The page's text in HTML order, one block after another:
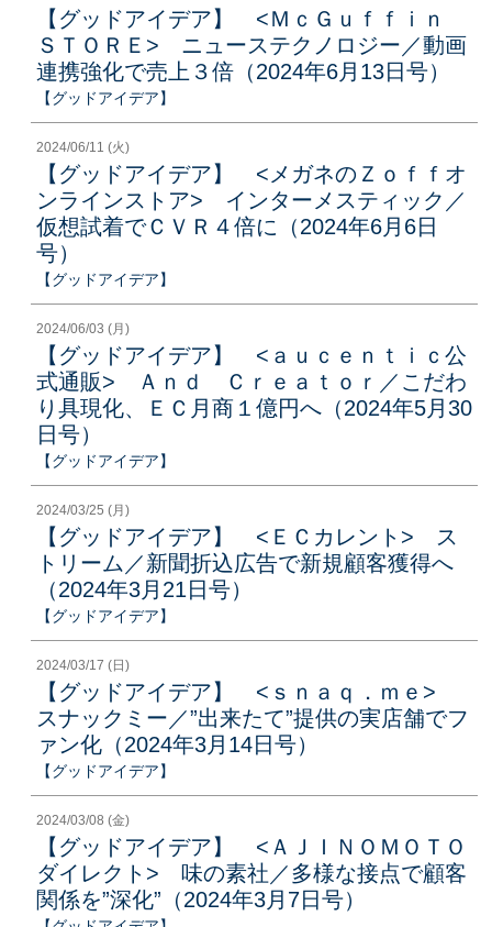
【グッドアイデア】 <ＭｃＧｕｆｆｉｎ
ＳＴＯＲＥ> ニューステクノロジー／動画
連携強化で売上３倍（2024年6月13日号）
【グッドアイデア】
2024/06/11 (火)
【グッドアイデア】 <メガネのＺｏｆｆオ
ンラインストア> インターメスティック／
仮想試着でＣＶＲ４倍に（2024年6月6日
号）
【グッドアイデア】
2024/06/03 (月)
【グッドアイデア】 <ａｕｃｅｎｔｉｃ公
式通販> Ａｎｄ Ｃｒｅａｔｏｒ／こだわ
り具現化、ＥＣ月商１億円へ（2024年5月30
日号）
【グッドアイデア】
2024/03/25 (月)
【グッドアイデア】 <ＥＣカレント> ス
トリーム／新聞折込広告で新規顧客獲得へ
（2024年3月21日号）
【グッドアイデア】
2024/03/17 (日)
【グッドアイデア】 <ｓｎａｑ．ｍｅ>
スナックミー／”出来たて”提供の実店舗でフ
ァン化（2024年3月14日号）
【グッドアイデア】
2024/03/08 (金)
【グッドアイデア】 <ＡＪＩＮＯＭＯＴＯ
ダイレクト> 味の素社／多様な接点で顧客
関係を”深化”（2024年3月7日号）